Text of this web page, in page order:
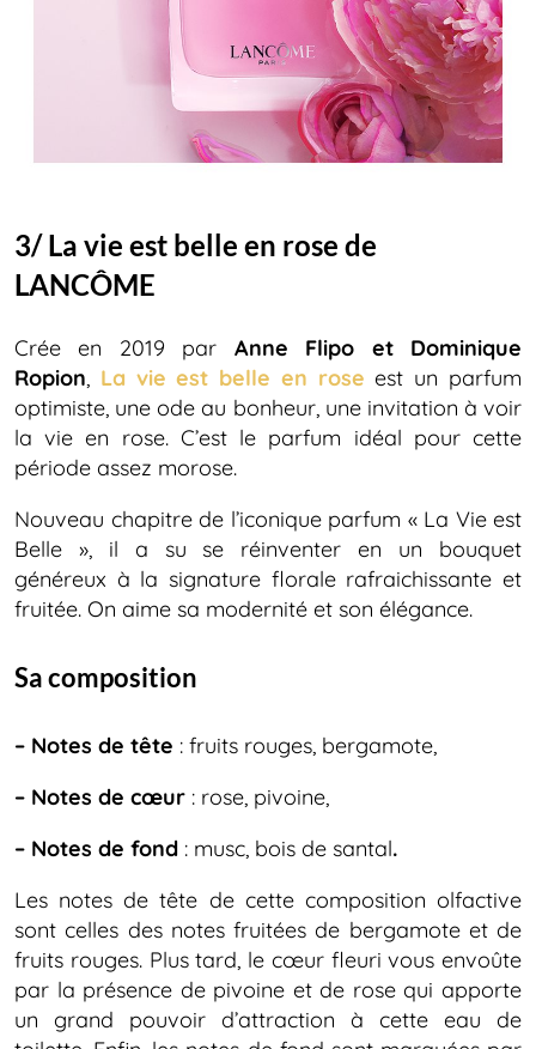
3/ La vie est belle en rose de
LANCÔME
Crée en 2019 par Anne Flipo et Dominique
Ropion, La vie est belle en rose est un parfum
optimiste, une ode au bonheur, une invitation à voir
la vie en rose. C’est le parfum idéal pour cette
période assez morose.
Nouveau chapitre de l’iconique parfum « La Vie est
Belle », il a su se réinventer en un bouquet
généreux à la signature florale rafraichissante et
fruitée. On aime sa modernité et son élégance.
Sa composition
– Notes de tête : fruits rouges, bergamote,
– Notes de cœur : rose, pivoine,
– Notes de fond : musc, bois de santal.
Les notes de tête de cette composition olfactive
sont celles des notes fruitées de bergamote et de
fruits rouges. Plus tard, le cœur fleuri vous envoûte
par la présence de pivoine et de rose qui apporte
un grand pouvoir d’attraction à cette eau de